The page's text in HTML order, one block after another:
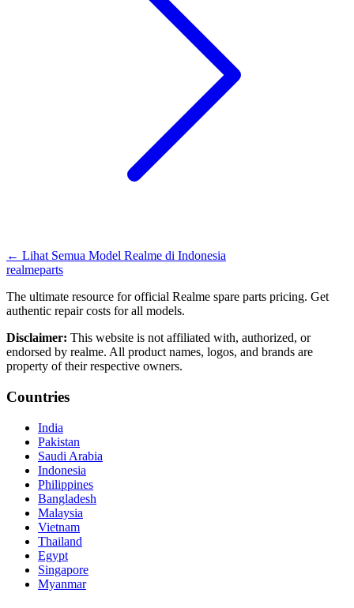
← Lihat Semua Model Realme di Indonesia
realmeparts
The ultimate resource for official Realme spare parts pricing. Get
authentic repair costs for all models.
Disclaimer: This website is not affiliated with, authorized, or
endorsed by realme. All product names, logos, and brands are
property of their respective owners.
Countries
India
Pakistan
Saudi Arabia
Indonesia
Philippines
Bangladesh
Malaysia
Vietnam
Thailand
Egypt
Singapore
Myanmar